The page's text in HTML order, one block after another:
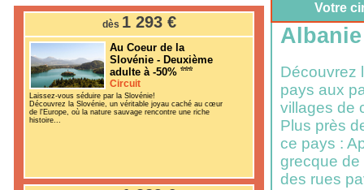
dès 1 293 €
Au Coeur de la
Slovénie - Deuxième
adulte à -50%
Circuit
Laissez-vous séduire par la Slovénie!
Découvrez la Slovénie, un véritable joyau caché au cœur
de l'Europe, où la nature sauvage rencontre une riche
histoire...
Votre
Albanie
Découvrez
pays aux
villages de
Plus près
ce pays :
grecque de
des rues